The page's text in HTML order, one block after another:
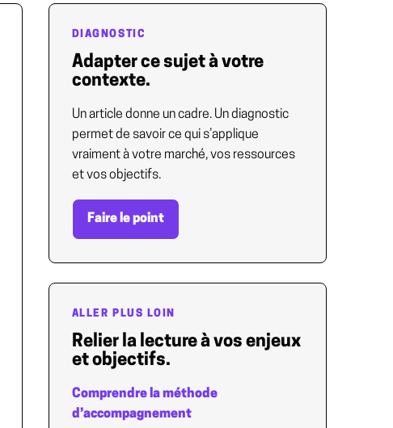
DIAGNOSTIC
Adapter ce sujet à votre
contexte.
Un article donne un cadre. Un diagnostic
permet de savoir ce qui s’applique
vraiment à votre marché, vos ressources
et vos objectifs.
Faire le point
ALLER PLUS LOIN
Relier la lecture à vos enjeux
et objectifs.
Comprendre la méthode
d’accompagnement